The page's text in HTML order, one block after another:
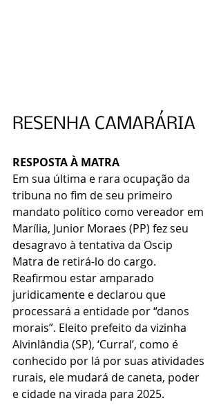
RESENHA CAMARÁRIA
RESPOSTA À MATRA
Em sua última e rara ocupação da
tribuna no fim de seu primeiro
mandato político como vereador em
Marília, Junior Moraes (PP) fez seu
desagravo à tentativa da Oscip
Matra de retirá-lo do cargo.
Reafirmou estar amparado
juridicamente e declarou que
processará a entidade por “danos
morais”. Eleito prefeito da vizinha
Alvinlândia (SP), ‘Curral’, como é
conhecido por lá por suas atividades
rurais, ele mudará de caneta, poder
e cidade na virada para 2025.